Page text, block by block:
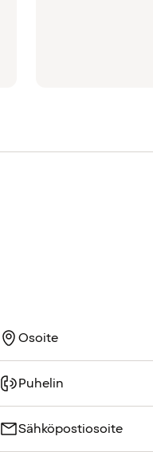
Osoite
Puhelin
Sähköpostiosoite